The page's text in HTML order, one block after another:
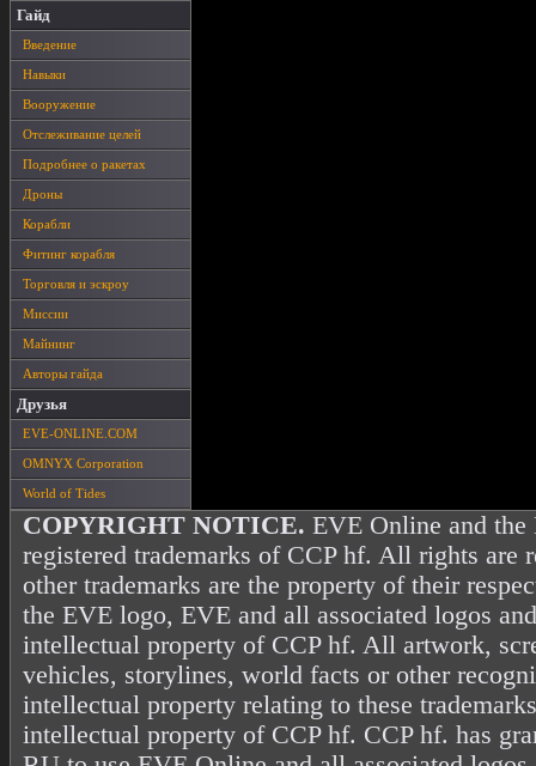
Гайд
Введение
Навыки
Вооружение
Отслеживание целей
Подробнее о ракетах
Дроны
Корабли
Фитинг корабля
Торговля и эскроу
Миссии
Майнинг
Авторы гайда
Друзья
EVE-ONLINE.COM
OMNYX Corporation
World of Tides
COPYRIGHT NOTICE. EVE Online and the
registered trademarks of CCP hf. All rights are
other trademarks are the property of their
the EVE logo, EVE and all associated logos
intellectual property of CCP hf. All artwork,
vehicles, storylines, world facts or other
intellectual property relating to these
intellectual property of CCP hf. CCP hf. has